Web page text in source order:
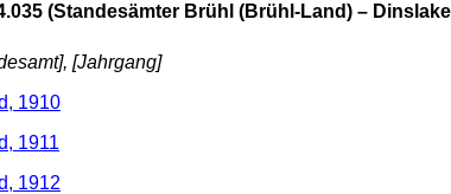
(Standesämter Brühl (Brühl-Land) –
[Jahrgang]
1910
1911
1912